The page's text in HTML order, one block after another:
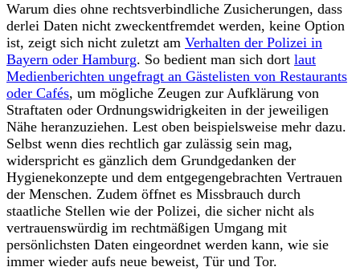
Warum dies ohne rechtsverbindliche Zusicherungen, dass
derlei Daten nicht zweckentfremdet werden, keine Option
ist, zeigt sich nicht zuletzt am Verhalten der Polizei in
Bayern oder Hamburg. So bedient man sich dort laut
Medienberichten ungefragt an Gästelisten von Restaurants
oder Cafés, um mögliche Zeugen zur Aufklärung von
Straftaten oder Ordnungswidrigkeiten in der jeweiligen
Nähe heranzuziehen. Lest oben beispielsweise mehr dazu.
Selbst wenn dies rechtlich gar zulässig sein mag,
widerspricht es gänzlich dem Grundgedanken der
Hygienekonzepte und dem entgegengebrachten Vertrauen
der Menschen. Zudem öffnet es Missbrauch durch
staatliche Stellen wie der Polizei, die sicher nicht als
vertrauenswürdig im rechtmäßigen Umgang mit
persönlichsten Daten eingeordnet werden kann, wie sie
immer wieder aufs neue beweist, Tür und Tor.